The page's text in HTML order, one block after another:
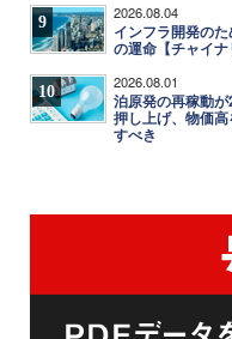
9 2026.08.04
インフラ開発の
の運命【チャイナ
10 2026.08.01
泊原発の再稼動
押し上げ、物価
すべき